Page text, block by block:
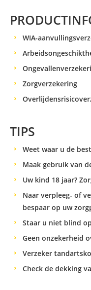
WIA-
Zorgverzekering
TIPS
Weet waar u de
Maak gebruik van
Uw kind 18 jaar?
Naar verpleeg- of
bespaar op uw
Staar u niet blind
Geen onzekerheid
Verzeker
Check de dekking